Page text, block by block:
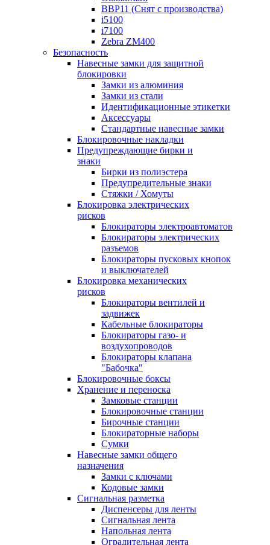
BBP11 (Снят с производства)
i5100
i7100
Zebra ZM400
Безопасность
Навесные замки для защитной
блокировки
Замки из алюминия
Замки из стали
Идентификационные этикетки
Аксессуары
Стандартные навесные замки
Блокировочные накладки
Предупреждающие бирки и
знаки
Бирки из полиэстера
Предупредительные знаки
Стяжки / Хомуты
Блокировка электрических
рисков
Блокираторы электроавтоматов
Блокираторы электрических
разъемов
Блокираторы пусковых кнопок
и выключателей
Блокировка механических
рисков
Блокираторы вентилей и
задвижек
Кабельные блокираторы
Блокираторы газо- и
воздухопроводов
Блокираторы клапана
"Бабочка"
Блокировочные боксы
Хранение и переноска
Замковые станции
Блокировочные станции
Бирочные станции
Блокираторные наборы
Сумки
Навесные замки общего
назначения
Замки с ключами
Кодовые замки
Сигнальная разметка
Диспенсеры для ленты
Сигнальная лента
Напольная лента
Оградительная лента